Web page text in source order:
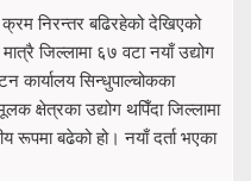
क्रम निरन्तर बढिरहेको देखिएको
जिल्लामा ६७ वटा नयाँ उद्योग
कार्यालय सिन्धुपाल्चोकका
क्षेत्रका उद्योग थपिँदा जिल्लामा
रूपमा बढेको हो। नयाँ दर्ता भएका